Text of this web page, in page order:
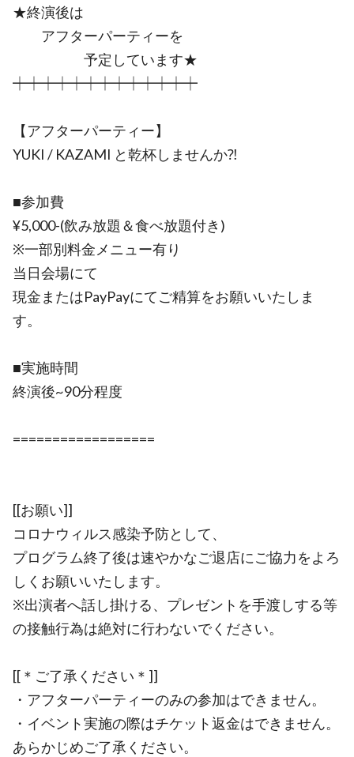
★終演後は
アフターパーティーを
予定しています★
┿┿┿┿┿┿┿┿┿┿┿┿┿
【アフターパーティー】
YUKI / KAZAMI と乾杯しませんか⁈
■参加費
¥5,000-(飲み放題＆食べ放題付き)
※一部別料金メニュー有り
当日会場にて
現金またはPayPayにてご精算をお願いいたしま
す。
■実施時間
終演後~90分程度
==================
[[お願い]]
コロナウィルス感染予防として、
プログラム終了後は速やかなご退店にご協力をよろ
しくお願いいたします。
※出演者へ話し掛ける、プレゼントを手渡しする等
の接触行為は絶対に行わないでください。
[[＊ご了承ください＊]]
・アフターパーティーのみの参加はできません。
・イベント実施の際はチケット返金はできません。
あらかじめご了承ください。